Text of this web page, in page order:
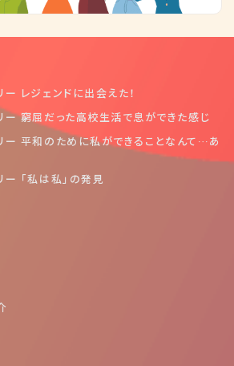
レジェンドに出会えた！
ー 窮屈だった高校生活で息ができた感じ
ー 平和のために私ができることなんて…あ
「私は私」の発見